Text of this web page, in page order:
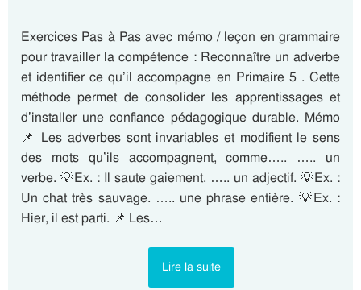
Exercices Pas à Pas avec mémo / leçon en grammaire
pour travailler la compétence : Reconnaître un adverbe
et identifier ce qu’il accompagne en Primaire 5 . Cette
méthode permet de consolider les apprentissages et
d’installer une confiance pédagogique durable. Mémo
📌 Les adverbes sont invariables et modifient le sens
des mots qu’ils accompagnent, comme….. ….. un
verbe. 💡Ex. : Il saute gaiement. ….. un adjectif. 💡Ex. :
Un chat très sauvage. ….. une phrase entière. 💡Ex. :
Hier, il est parti. 📌 Les…
Lire la suite